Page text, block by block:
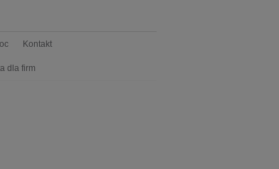
Kontakt
dla firm